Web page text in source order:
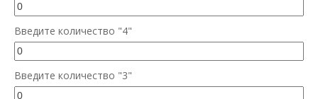
Введите количество "4"
Введите количество "3"